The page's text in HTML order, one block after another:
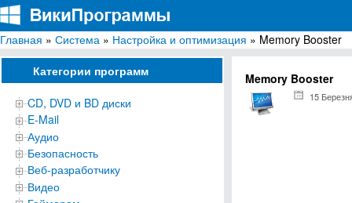
ВикиПрограммы
Энциклопедия бесплатных компьютерных программ для Windows
Главная » Система » Настройка и оптимизация » Memory Booster
Категории программ
CD, DVD и BD диски
E-Mail
Аудио
Безопасность
Веб-разработчику
Видео
Memory Booster
15